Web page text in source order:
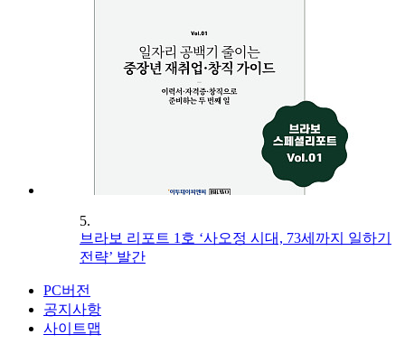
5.
브라보 리포트 1호 ‘사오정 시대, 73세까지 일하기
전략’ 발간
PC버전
공지사항
사이트맵